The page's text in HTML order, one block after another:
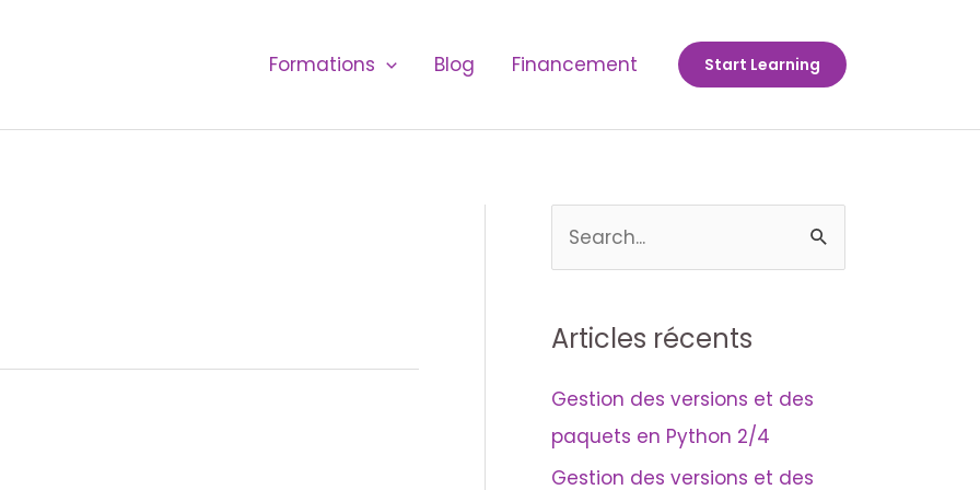
Formations Blog Financement Start Learning
h
r
c
h
Articles récents
Gestion des versions et des
paquets en Python 2/4
Gestion des versions et des